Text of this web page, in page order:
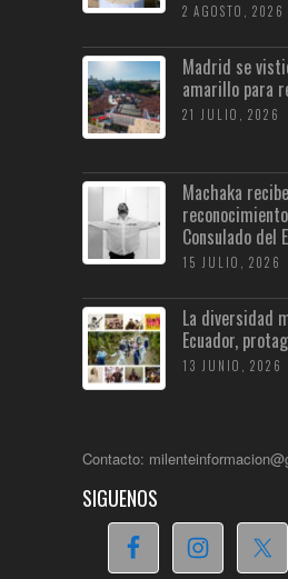
2 AGOSTO, 2026
Madrid se
amarillo para
21 JULIO, 2026
Machaka recibe
Consulado del
15 JULIO, 2026
La diversidad
Ecuador,
13 JUNIO, 2026
Contacto:
SIGUENOS